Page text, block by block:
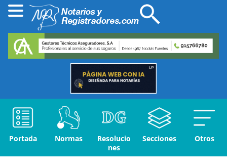
Portada Normas
Resolucio
nes
Secciones Otros